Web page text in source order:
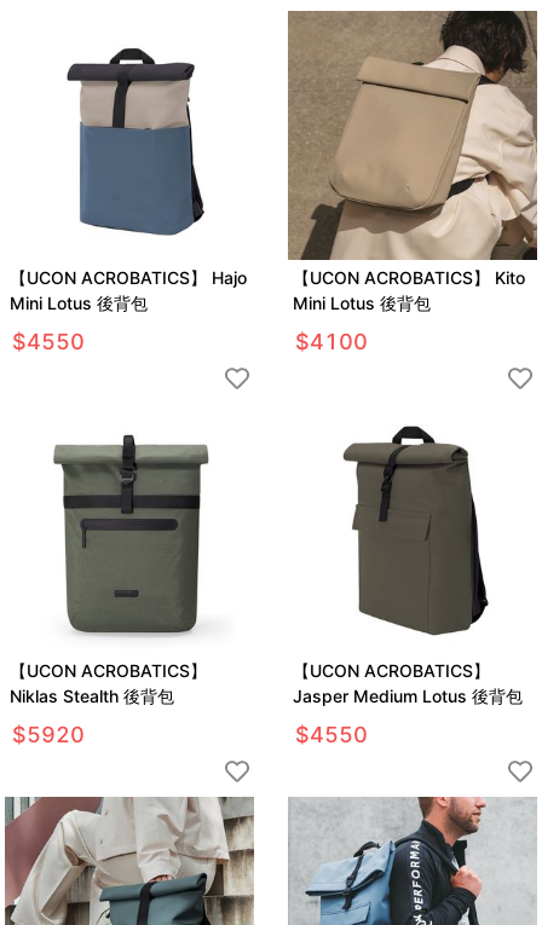
【UCON ACROBATICS】 Hajo
Mini Lotus 後背包
$4550
【UCON ACROBATICS】 Kito
Mini Lotus 後背包
$4100
【UCON ACROBATICS】
Niklas Stealth 後背包
$5920
【UCON ACROBATICS】
Jasper Medium Lotus 後背包
$4550